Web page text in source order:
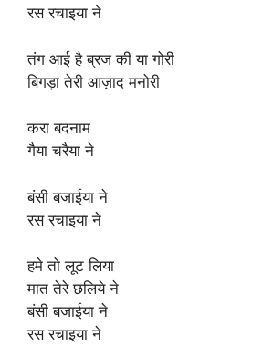
रस रचाइया ने
तंग आई है ब्रज की या गोरी
बिगड़ा तेरी आज़ाद मनोरी
करा बदनाम
गैया चरैया ने
बंसी बजाईया ने
रस रचाइया ने
हमे तो लूट लिया
मात तेरे छलिये ने
बंसी बजाईया ने
रस रचाइया ने